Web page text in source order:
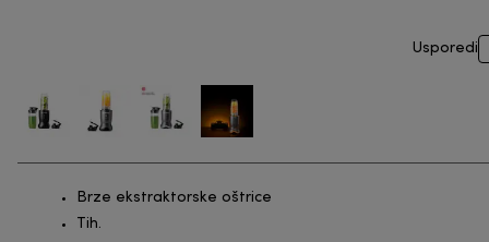
Usporedi
Brze ekstraktorske oštrice
Tih.